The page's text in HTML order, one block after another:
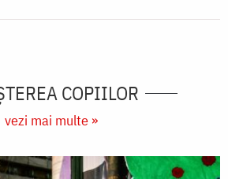
COPIILOR
vezi mai multe »